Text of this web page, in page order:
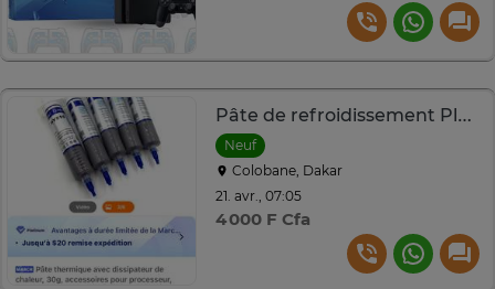
Pâte de refroidissement PlayStation 4
Neuf
Colobane, Dakar
21. avr., 07:05
4 000 F Cfa